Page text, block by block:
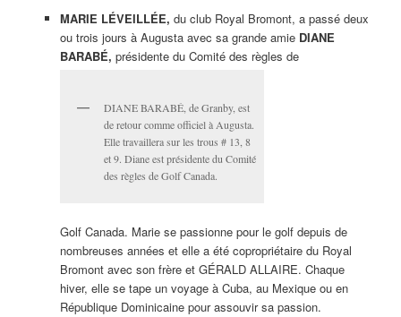
MARIE LÉVEILLÉE, du club Royal Bromont, a passé deux
ou trois jours à Augusta avec sa grande amie DIANE
BARABÉ, présidente du Comité des règles de
DIANE BARABÉ, de Granby, est
de retour comme officiel à Augusta.
Elle travaillera sur les trous # 13, 8
et 9. Diane est présidente du Comité
des règles de Golf Canada.
Golf Canada. Marie se passionne pour le golf depuis de
nombreuses années et elle a été copropriétaire du Royal
Bromont avec son frère et GÉRALD ALLAIRE. Chaque
hiver, elle se tape un voyage à Cuba, au Mexique ou en
République Dominicaine pour assouvir sa passion.